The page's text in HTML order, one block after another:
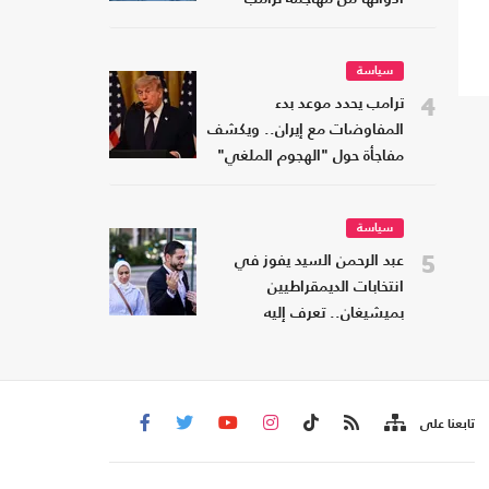
4
سياسة
ترامب يحدد موعد بدء
المفاوضات مع إيران.. ويكشف
مفاجأة حول "الهجوم الملغي"
5
سياسة
عبد الرحمن السيد يفوز في
انتخابات الديمقراطيين
بميشيغان.. تعرف إليه
تابعنا على